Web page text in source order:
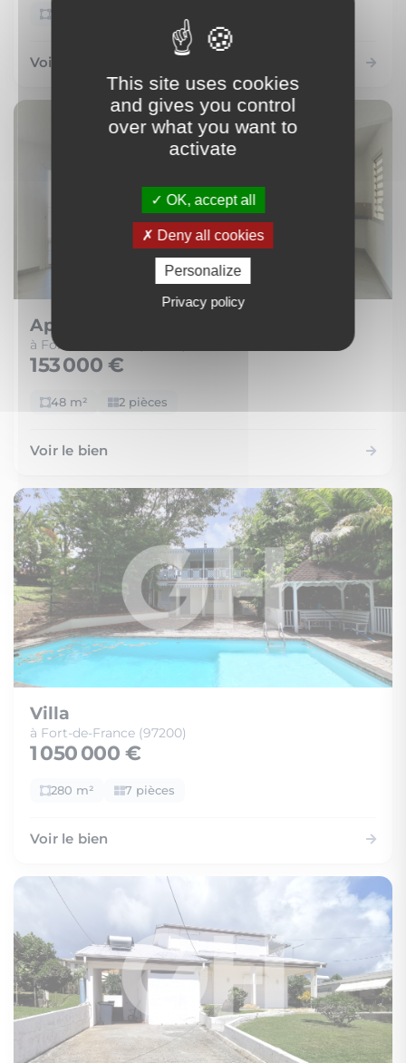
Voir le bien
Appartement
à Fort-de-France (97200)
153 000 €
48 m² 2 pièces
Voir le bien
Villa
à Fort-de-France (97200)
1 050 000 €
280 m² 7 pièces
Voir le bien
This site uses cookies
and gives you control
over what you want to
activate
OK, accept all
Deny all cookies
Personalize
Privacy policy